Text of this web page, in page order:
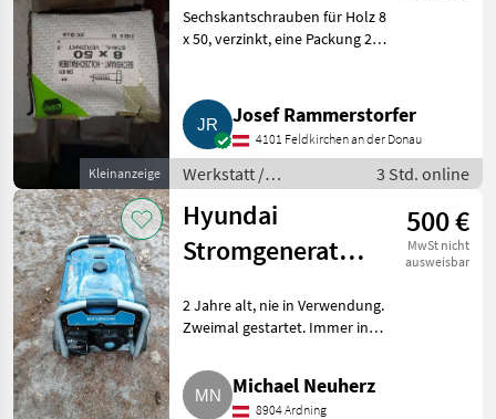
Kleinanzeige
Sechskantschrauben für Holz 8
x 50, verzinkt, eine Packung 200
Josef Rammerstorfer
4101 Feldkirchen an der Donau
Werkstatt /
Werkstattausstattung
3 Std. online
Hyundai
Stromgenerator
BG55054
500 €
MwSt nicht
ausweisbar
2 Jahre alt, nie in Verwendung.
Zweimal gestartet. Immer in
Werkstattausstattung
Michael Neuherz
8904 Ardning